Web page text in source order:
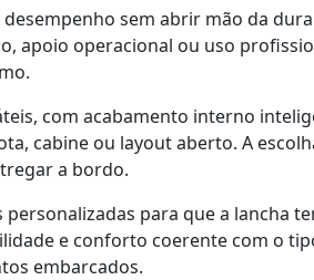
sem abrir mão da
apoio operacional ou uso
com acabamento interno
cabine ou layout aberto. A
a bordo.
para que a lancha
e conforto coerente com o
embarcados.